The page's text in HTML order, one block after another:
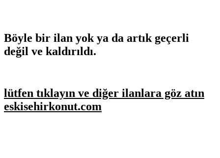
Böyle bir ilan yok ya da artık geçerli
değil ve kaldırıldı.
lütfen tıklayın ve diğer ilanlara göz atın
eskisehirkonut.com